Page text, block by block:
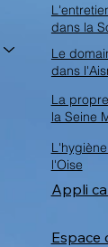
dans la
Le
dans
La
la Seine
l'Oise
Espace
Appli